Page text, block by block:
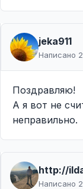
jeka911
Написано
Поздравляю!
А я вот не
неправильно.
http://
Написано